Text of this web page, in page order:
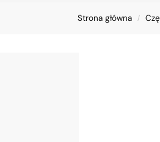
Strona główna /